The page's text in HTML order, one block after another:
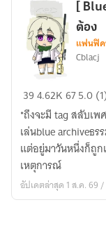
Blue
Archive/
OC
]ตัวแปร
ที่
ไม่
[
ต้อง
แฟนฟิค
Cblacj
394.62K675.0
*ถึงจะมี tag สลับเพ
เล่นblue archiveธ
แต่อยู่มาวันหนึ่งก็ถูก
เหตุการณ์
อัปเดตล่าสุด 1 ส.ค. 69